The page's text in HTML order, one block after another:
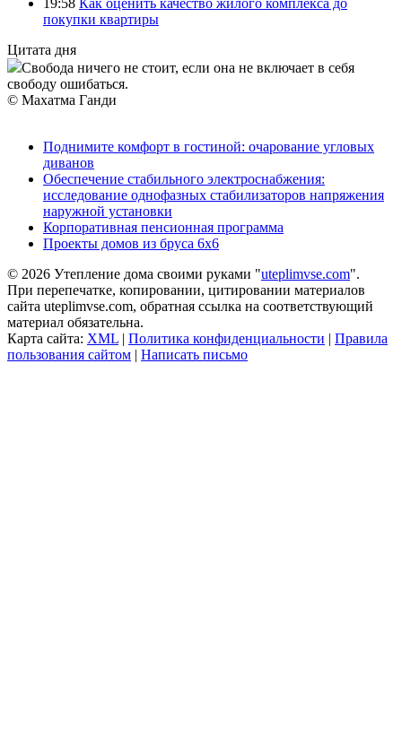
покупки квартиры
Цитата дня
Свобода ничего не стоит, если она не включает в себя
свободу ошибаться.
© Махатма Ганди
Поднимите комфорт в гостиной: очарование угловых
диванов
Обеспечение стабильного электроснабжения:
исследование однофазных стабилизаторов напряжения
наружной установки
Корпоративная пенсионная программа
Проекты домов из бруса 6х6
© 2026 Утепление дома своими руками "uteplimvse.com".
При перепечатке, копировании, цитировании материалов
сайта uteplimvse.com, обратная ссылка на соответствующий
материал обязательна.
Карта сайта: XML | Политика конфиденциальности | Правила
пользования сайтом | Написать письмо